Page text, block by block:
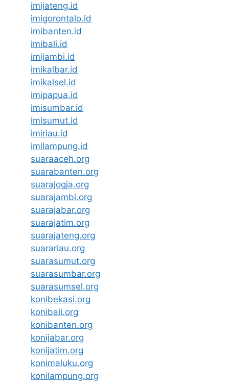
imijateng.id
imigorontalo.id
imibanten.id
imibali.id
imijambi.id
imikalbar.id
imikalsel.id
imipapua.id
imisumbar.id
imisumut.id
imiriau.id
imilampung.id
suaraaceh.org
suarabanten.org
suarajogja.org
suarajambi.org
suarajabar.org
suarajatim.org
suarajateng.org
suarariau.org
suarasumut.org
suarasumbar.org
suarasumsel.org
konibekasi.org
konibali.org
konibanten.org
konijabar.org
konijatim.org
konimaluku.org
konilampung.org